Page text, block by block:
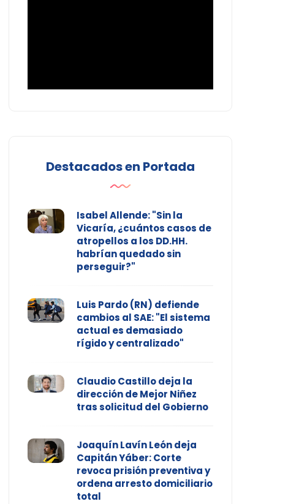
Destacados en Portada
Isabel Allende: "Sin la
Vicaría, ¿cuántos casos de
atropellos a los DD.HH.
habrían quedado sin
perseguir?"
Luis Pardo (RN) defiende
cambios al SAE: "El sistema
actual es demasiado
rígido y centralizado"
Claudio Castillo deja la
dirección de Mejor Niñez
tras solicitud del Gobierno
Joaquín Lavín León deja
Capitán Yáber: Corte
revoca prisión preventiva y
ordena arresto domiciliario
total